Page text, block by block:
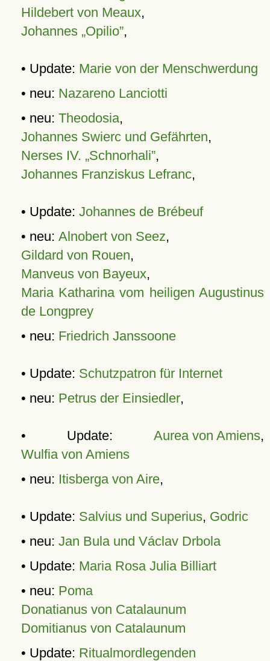
Hildebert von Meaux,
Johannes „Opilio”,
• Update: Marie von der Menschwerdung
• neu: Nazareno Lanciotti
• neu: Theodosia,
Johannes Swierc und Gefährten,
Nerses IV. „Schnorhali”,
Johannes Franziskus Lefranc,
• Update: Johannes de Brébeuf
• neu: Alnobert von Seez,
Gildard von Rouen,
Manveus von Bayeux,
Maria Katharina vom heiligen Augustinus
de Longprey
• neu: Friedrich Janssoone
• Update: Schutzpatron für Internet
• neu: Petrus der Einsiedler,
• Update: Aurea von Amiens,
Wulfia von Amiens
• neu: Itisberga von Aire,
• Update: Salvius und Superius, Godric
• neu: Jan Bula und Václav Drbola
• Update: Maria Rosa Julia Billiart
• neu: Poma
Donatianus von Catalaunum
Domitianus von Catalaunum
• Update: Ritualmordlegenden